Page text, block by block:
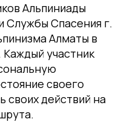
Альпиниады
Службы Спасения г.
Алматы в
участник
своего
своих действий на